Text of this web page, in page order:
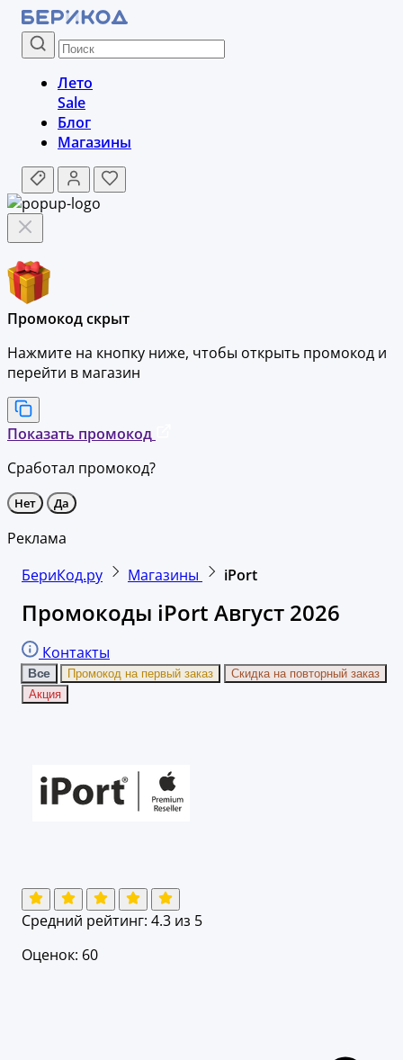
Лето
Sale
Блог
Магазины
Промокод скрыт
Нажмите на кнопку ниже, чтобы открыть промокод и
перейти в магазин
Показать промокод
Сработал промокод?
Нет Да
Реклама
БериКод.ру
Магазины iPort
Промокоды iPort Август 2026
Контакты
Все Промокод на первый заказ
Скидка на повторный заказ
Акция
Средний рейтинг: 4.3 из 5
Оценок: 60